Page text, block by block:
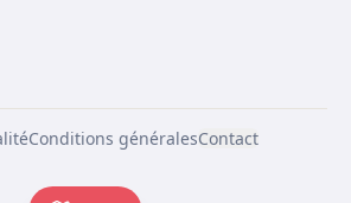
Conditions généralesContact